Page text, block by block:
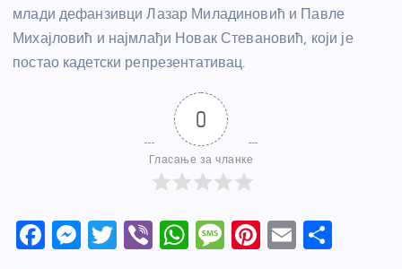
млади дефанзивци Лазар Миладиновић и Павле
Михајловић и најмлађи Новак Стевановић, који је
постао кадетски репрезентативац.
0
Гласање за чланке
F
M
T
Vi W M
Pi
E